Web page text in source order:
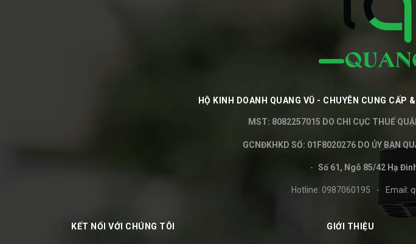
HỘ KINH DOANH QUANG VŨ - CHUYÊN CUNG CẤP
MST: 8082257015 DO CHI CỤC THUẾ
GCNĐKHKD SỐ: 01F8020276 DO ỦY BAN
Số 61, Ngõ 85/42 Hạ
Hotline: 0987060195 - Email:
KẾT NỐI VỚI CHÚNG TÔI GIỚI THIỆU